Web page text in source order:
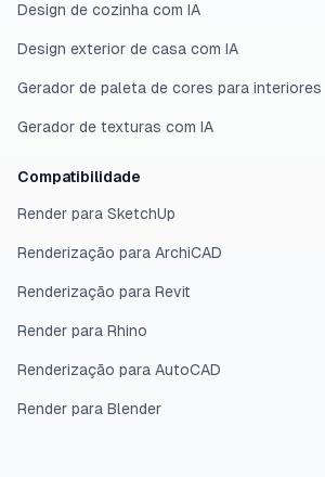
Design de cozinha com IA
Design exterior de casa com IA
Gerador de paleta de cores para interiores
Gerador de texturas com IA
Compatibilidade
Render para SketchUp
Renderização para ArchiCAD
Renderização para Revit
Render para Rhino
Renderização para AutoCAD
Render para Blender